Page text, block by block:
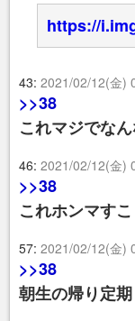
https://
43: 2021/02/12(金)
>>38
これマジでな
46: 2021/02/12(金)
>>38
これホンマすこ
57: 2021/02/12(金)
>>38
朝生の帰り定期